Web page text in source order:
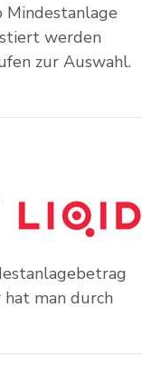
Mindestanlage
werden
zur Auswahl.
hat man durch